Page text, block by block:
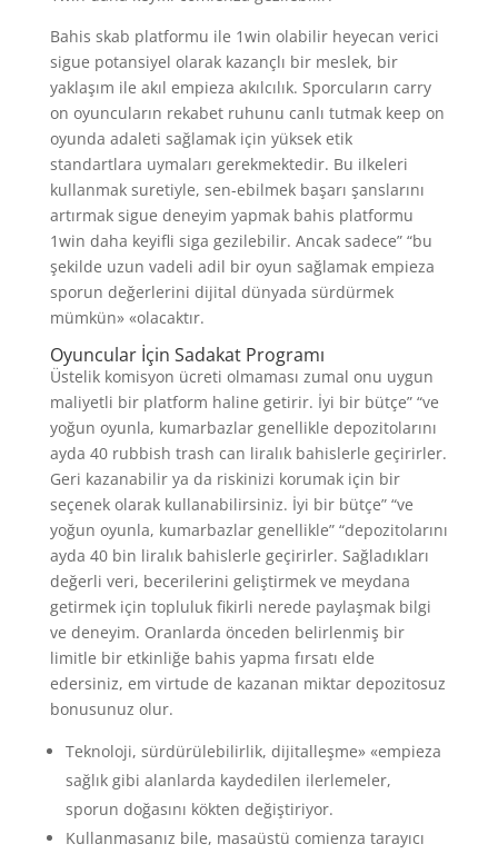
Bahis skab platformu ile 1win olabilir heyecan verici
sigue potansiyel olarak kazançlı bir meslek, bir
yaklaşım ile akıl empieza akılcılık. Sporcuların carry
on oyuncuların rekabet ruhunu canlı tutmak keep on
oyunda adaleti sağlamak için yüksek etik
standartlara uymaları gerekmektedir. Bu ilkeleri
kullanmak suretiyle, sen-ebilmek başarı şanslarını
artırmak sigue deneyim yapmak bahis platformu
1win daha keyifli siga gezilebilir. Ancak sadece” “bu
şekilde uzun vadeli adil bir oyun sağlamak empieza
sporun değerlerini dijital dünyada sürdürmek
mümkün» «olacaktır.
Oyuncular İçin Sadakat Programı
Üstelik komisyon ücreti olmaması zumal onu uygun
maliyetli bir platform haline getirir. İyi bir bütçe” “ve
yoğun oyunla, kumarbazlar genellikle depozitolarını
ayda 40 rubbish trash can liralık bahislerle geçirirler.
Geri kazanabilir ya da riskinizi korumak için bir
seçenek olarak kullanabilirsiniz. İyi bir bütçe” “ve
yoğun oyunla, kumarbazlar genellikle” “depozitolarını
ayda 40 bin liralık bahislerle geçirirler. Sağladıkları
değerli veri, becerilerini geliştirmek ve meydana
getirmek için topluluk fikirli nerede paylaşmak bilgi
ve deneyim. Oranlarda önceden belirlenmiş bir
limitle bir etkinliğe bahis yapma fırsatı elde
edersiniz, em virtude de kazanan miktar depozitosuz
bonusunuz olur.
Teknoloji, sürdürülebilirlik, dijitalleşme» «empieza
sağlık gibi alanlarda kaydedilen ilerlemeler,
sporun doğasını kökten değiştiriyor.
Kullanmasanız bile, masaüstü comienza tarayıcı